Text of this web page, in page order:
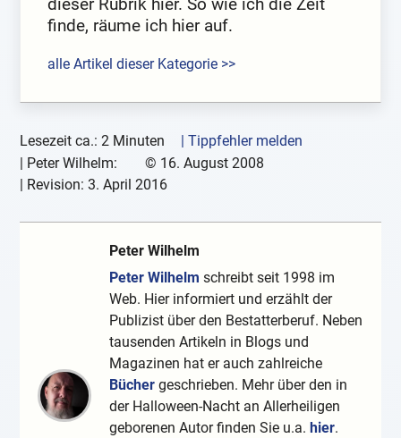
finde, räume ich hier auf.
alle Artikel dieser Kategorie >>
Lesezeit ca.: 2 Minuten
| Tippfehler melden
| Peter Wilhelm: © 16. August 2008
| Revision:3. April 2016
Peter Wilhelm
Peter Wilhelm schreibt seit 1998 im
Web. Hier informiert und erzählt der
Publizist über den Bestatterberuf. Neben
tausenden Artikeln in Blogs und
Magazinen hat er auch zahlreiche
Bücher geschrieben. Mehr über den in
der Halloween-Nacht an Allerheiligen
geborenen Autor finden Sie u.a.hier.